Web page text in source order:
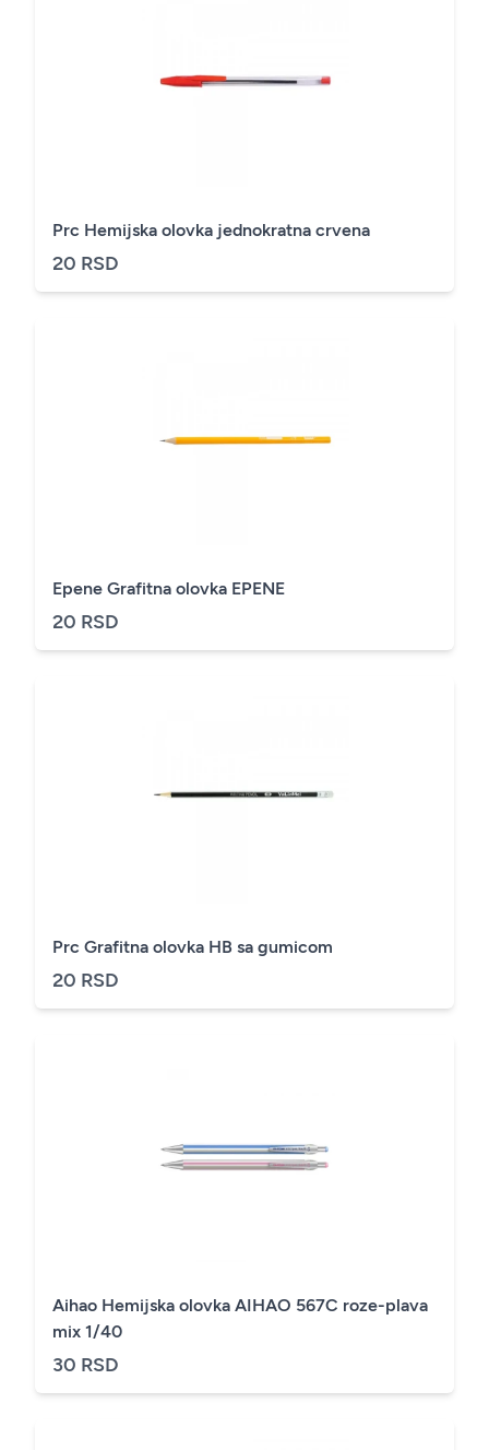
Prc Hemijska olovka jednokratna crvena
20 RSD
Epene Grafitna olovka EPENE
20 RSD
Prc Grafitna olovka HB sa gumicom
20 RSD
Aihao Hemijska olovka AIHAO 567C roze-plava
mix 1/40
30 RSD